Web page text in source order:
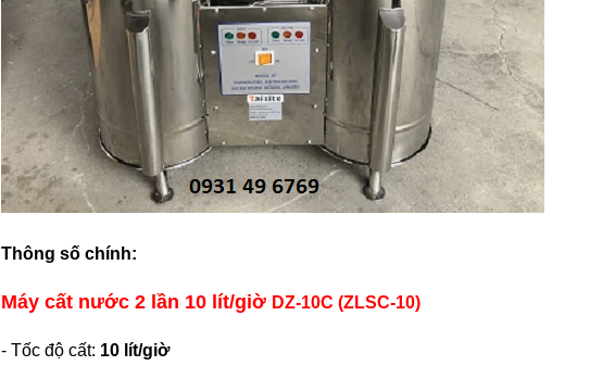
Thông số chính:
Máy cất nước 2 lần 10 lít/giờ DZ-10C (ZLSC-10)
- Tốc độ cất: 10 lít/giờ